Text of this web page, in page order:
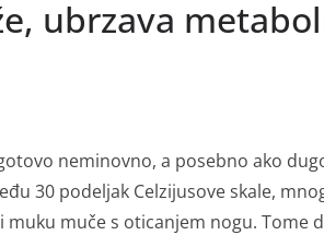
ubrzava
neminovno, a posebno ako
30 podeljak Celzijusove skale,
muku muče s oticanjem nogu. Tome